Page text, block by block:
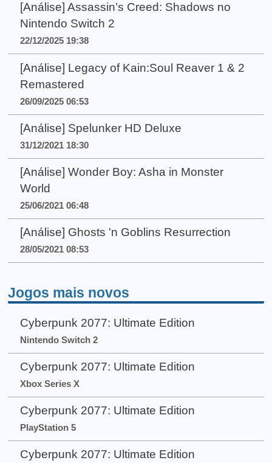
[Análise] Assassin’s Creed: Shadows no
Nintendo Switch 2
22/12/2025 19:38
[Análise] Legacy of Kain:Soul Reaver 1 & 2
Remastered
26/09/2025 06:53
[Análise] Spelunker HD Deluxe
31/12/2021 18:30
[Análise] Wonder Boy: Asha in Monster
World
25/06/2021 06:48
[Análise] Ghosts 'n Goblins Resurrection
28/05/2021 08:53
Jogos mais novos
Cyberpunk 2077: Ultimate Edition
Nintendo Switch 2
Cyberpunk 2077: Ultimate Edition
Xbox Series X
Cyberpunk 2077: Ultimate Edition
PlayStation 5
Cyberpunk 2077: Ultimate Edition